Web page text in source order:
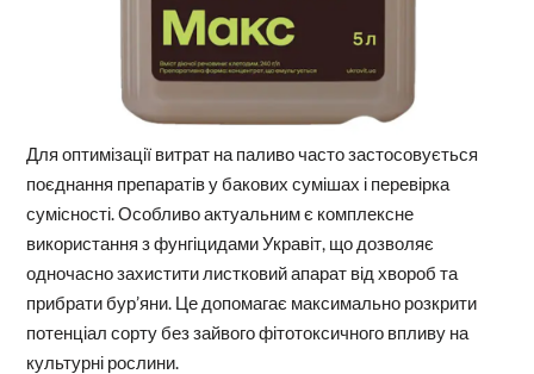
Для оптимізації витрат на паливо часто застосовується
поєднання препаратів у бакових сумішах і перевірка
сумісності. Особливо актуальним є комплексне
використання з фунгіцидами Укравіт, що дозволяє
одночасно захистити листковий апарат від хвороб та
прибрати бур’яни. Це допомагає максимально розкрити
потенціал сорту без зайвого фітотоксичного впливу на
культурні рослини.